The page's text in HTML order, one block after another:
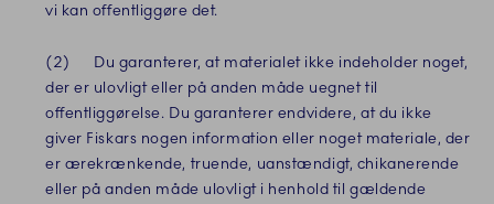
vi kan offentliggøre det.
(2) Du garanterer, at materialet ikke indeholder noget,
der er ulovligt eller på anden måde uegnet til
offentliggørelse. Du garanterer endvidere, at du ikke
giver Fiskars nogen information eller noget materiale, der
er ærekrænkende, truende, uanstændigt, chikanerende
eller på anden måde ulovligt i henhold til gældende